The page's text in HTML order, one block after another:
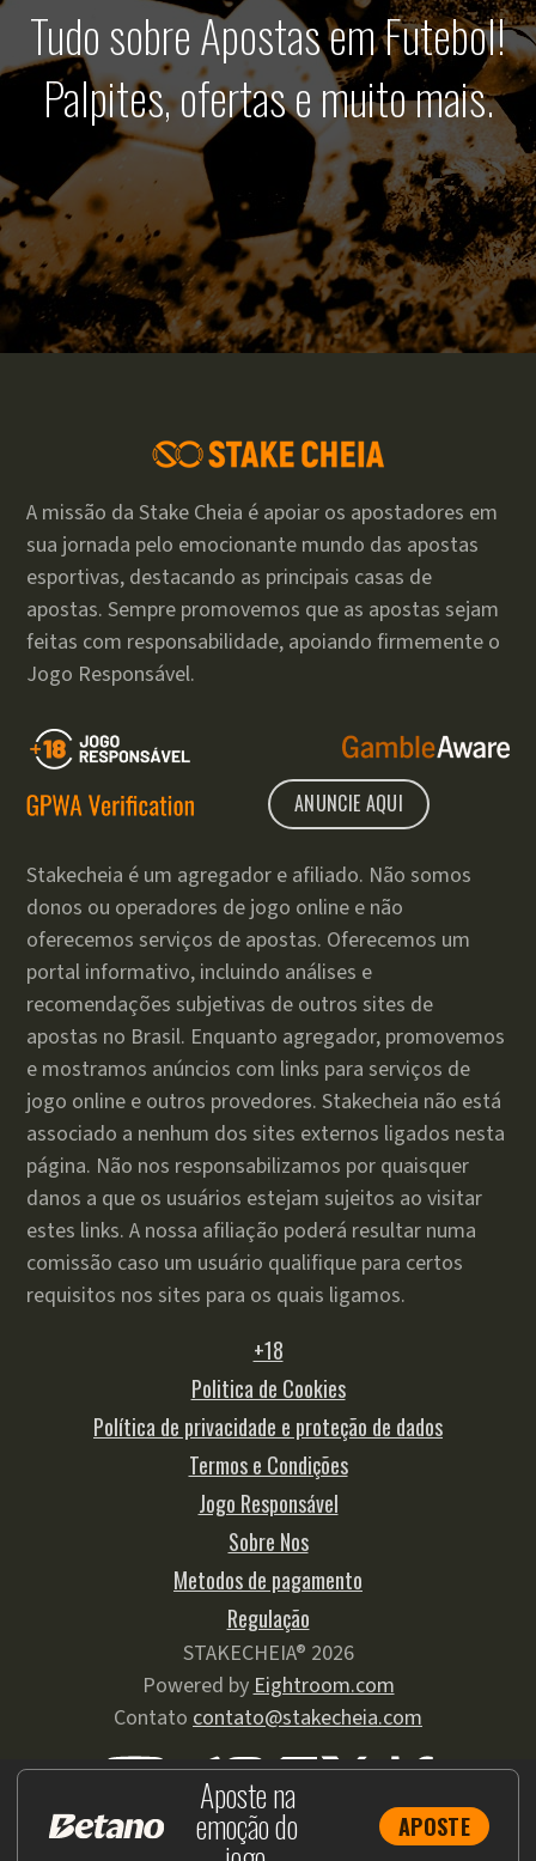
Aposte na
emoção do APOSTE
Tudo sobre Apostas em Futebol!
Palpites, ofertas e muito mais.
A missão da Stake Cheia é apoiar os apostadores em
sua jornada pelo emocionante mundo das apostas
esportivas, destacando as principais casas de
apostas. Sempre promovemos que as apostas sejam
feitas com responsabilidade, apoiando firmemente o
Jogo Responsável.
ANUNCIE AQUI
Stakecheia é um agregador e afiliado. Não somos
donos ou operadores de jogo online e não
oferecemos serviços de apostas. Oferecemos um
portal informativo, incluindo análises e
recomendações subjetivas de outros sites de
apostas no Brasil. Enquanto agregador, promovemos
e mostramos anúncios com links para serviços de
jogo online e outros provedores. Stakecheia não está
associado a nenhum dos sites externos ligados nesta
página. Não nos responsabilizamos por quaisquer
danos a que os usuários estejam sujeitos ao visitar
estes links. A nossa afiliação poderá resultar numa
comissão caso um usuário qualifique para certos
requisitos nos sites para os quais ligamos.
+18
Politica de Cookies
Política de privacidade e proteção de dados
Termos e Condições
Jogo Responsável
Sobre Nos
Metodos de pagamento
Regulação
STAKECHEIA® 2026
Powered by Eightroom.com
Contato contato@stakecheia.com
COPYRIGHT 2026